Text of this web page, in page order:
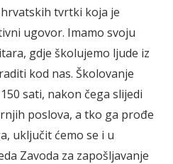
tvrtki koja je
ugovor. Imamo svoju
gdje školujemo ljude iz
kod nas. Školovanje
sati, nakon čega slijedi
poslova, a tko ga prođe
uključit ćemo se i u
Zavoda za zapošljavanje